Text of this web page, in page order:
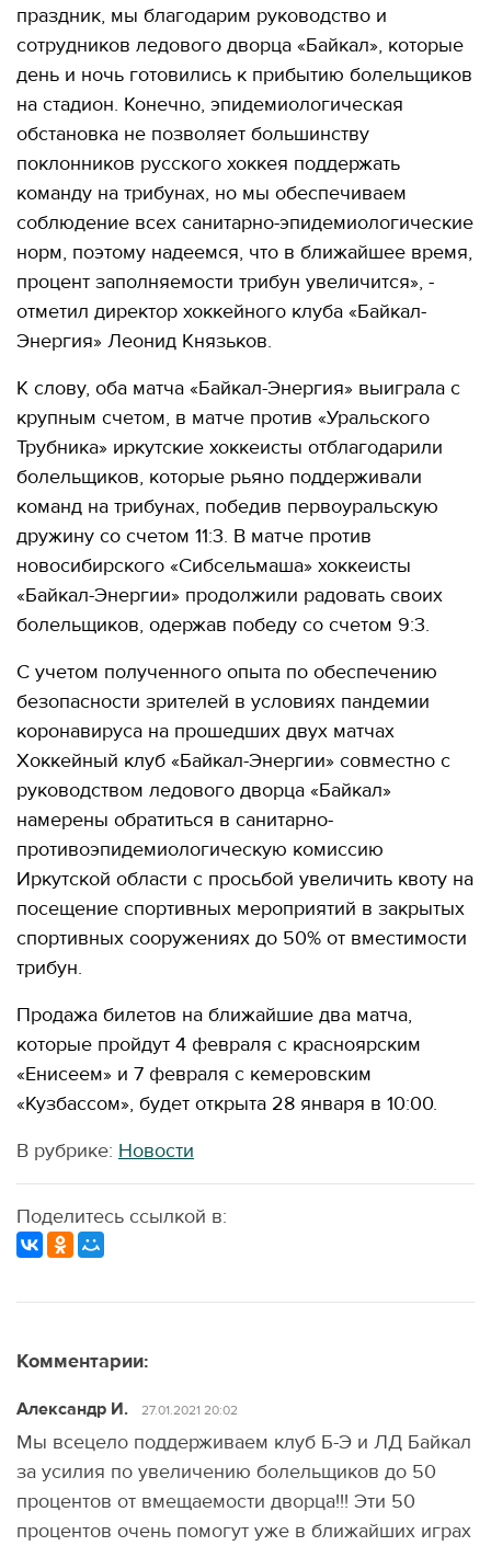
праздник, мы благодарим руководство и
сотрудников ледового дворца «Байкал», которые
день и ночь готовились к прибытию болельщиков
на стадион. Конечно, эпидемиологическая
обстановка не позволяет большинству
поклонников русского хоккея поддержать
команду на трибунах, но мы обеспечиваем
соблюдение всех санитарно-эпидемиологические
норм, поэтому надеемся, что в ближайшее время,
процент заполняемости трибун увеличится», -
отметил директор хоккейного клуба «Байкал-
Энергия» Леонид Князьков.
К слову, оба матча «Байкал-Энергия» выиграла с
крупным счетом, в матче против «Уральского
Трубника» иркутские хоккеисты отблагодарили
болельщиков, которые рьяно поддерживали
команд на трибунах, победив первоуральскую
дружину со счетом 11:3. В матче против
новосибирского «Сибсельмаша» хоккеисты
«Байкал-Энергии» продолжили радовать своих
болельщиков, одержав победу со счетом 9:3.
С учетом полученного опыта по обеспечению
безопасности зрителей в условиях пандемии
коронавируса на прошедших двух матчах
Хоккейный клуб «Байкал-Энергии» совместно с
руководством ледового дворца «Байкал»
намерены обратиться в санитарно-
противоэпидемиологическую комиссию
Иркутской области с просьбой увеличить квоту на
посещение спортивных мероприятий в закрытых
спортивных сооружениях до 50% от вместимости
трибун.
Продажа билетов на ближайшие два матча,
которые пройдут 4 февраля с красноярским
«Енисеем» и 7 февраля с кемеровским
«Кузбассом», будет открыта 28 января в 10:00.
В рубрике: Новости
Поделитесь ссылкой в:
Комментарии:
Александр И. 27.01.2021 20:02
Мы всецело поддерживаем клуб Б-Э и ЛД Байкал
за усилия по увеличению болельщиков до 50
процентов от вмещаемости дворца!!! Эти 50
процентов очень помогут уже в ближайших играх